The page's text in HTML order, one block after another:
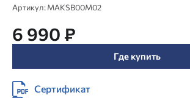
Артикул:MAKSB00M02
6 990 ₽
Где купить
Сертификат